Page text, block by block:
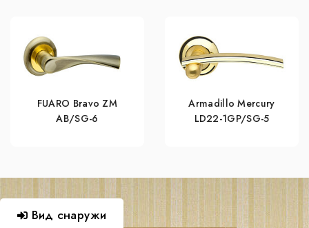
FUARO Bravo ZM
AB/SG-6
Armadillo Mercury
LD22-1GP/SG-5
Вид снаружи